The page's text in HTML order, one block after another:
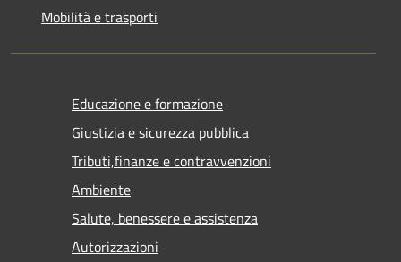
Mobilità e trasporti
Educazione e formazione
Giustizia e sicurezza pubblica
Tributi,finanze e contravvenzioni
Ambiente
Salute, benessere e assistenza
Autorizzazioni